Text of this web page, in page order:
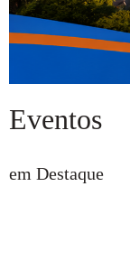
Eventos
em Destaque